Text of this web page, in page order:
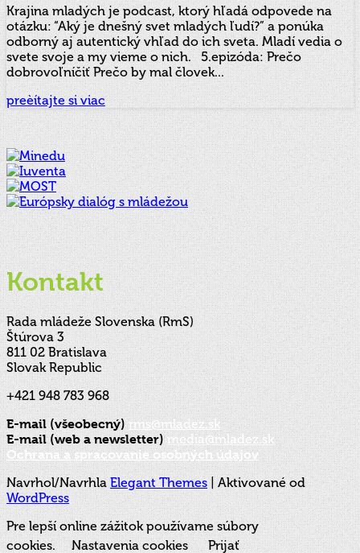
Krajina mladých je podcast, ktorý hľadá odpovede na
otázku: “Aký je dnešný svet mladých ľudí?” a ponúka
odborný aj autentický vhľad do ich sveta. Mladí vedia o
svete svoje a my vieme o nich. 5.epizóda: Prečo
dobrovoľníčiť Prečo by mal človek...
preèítajte si viac
Kontakt
Rada mládeže Slovenska (RmS)
Štúrova 3
811 02 Bratislava
Slovak Republic
+421 948 783 968
E-mail (všeobecný)rms@mladez.sk
E-mail (web a newsletter) media@mladez.sk
Ochrana a spracovanie osobných údajov
Navrhol/NavrhlaElegant Themes| Aktivované od
WordPress
Pre lepší online zážitok používame súbory
cookies.
Nastavenia cookies Prijať